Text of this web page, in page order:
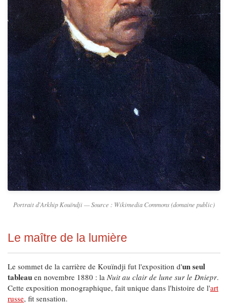
Portrait d'Arkhip Kouïndji — Source : Wikimedia Commons (domaine public)
Le maître de la lumière
Le sommet de la carrière de Kouïndji fut l'exposition d'un seul
tableau en novembre 1880 : la Nuit au clair de lune sur le Dniepr.
Cette exposition monographique, fait unique dans l'histoire de l'art
russe, fit sensation.